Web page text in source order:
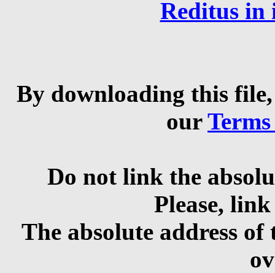
Reditus in
By downloading this
our
Do not link the
Please,
The absolute address